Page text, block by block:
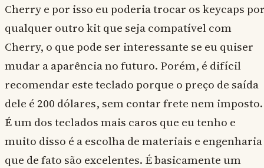
Cherry e por isso eu poderia trocar os keycaps
qualquer outro kit que seja compatível com
Cherry, o que pode ser interessante se eu quiser
mudar a aparência no futuro. Porém, é difícil
recomendar este teclado porque o preço de saída
dele é 200 dólares, sem contar frete nem imposto.
É um dos teclados mais caros que eu tenho e
muito disso é a escolha de materiais e engenharia
que de fato são excelentes. É basicamente um